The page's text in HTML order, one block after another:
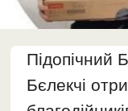
Підопічний
Бєлекчі